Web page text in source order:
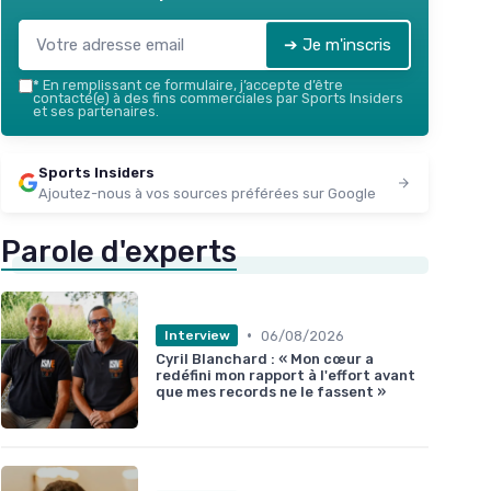
➔ Je m'inscris
* En remplissant ce formulaire, j’accepte d’être
contacté(e) à des fins commerciales par Sports Insiders
et ses partenaires.
Sports Insiders
Ajoutez-nous à vos sources préférées sur Google
Parole d'experts
Interview • 06/08/2026
Cyril Blanchard : « Mon cœur a
redéfini mon rapport à l'effort avant
que mes records ne le fassent »